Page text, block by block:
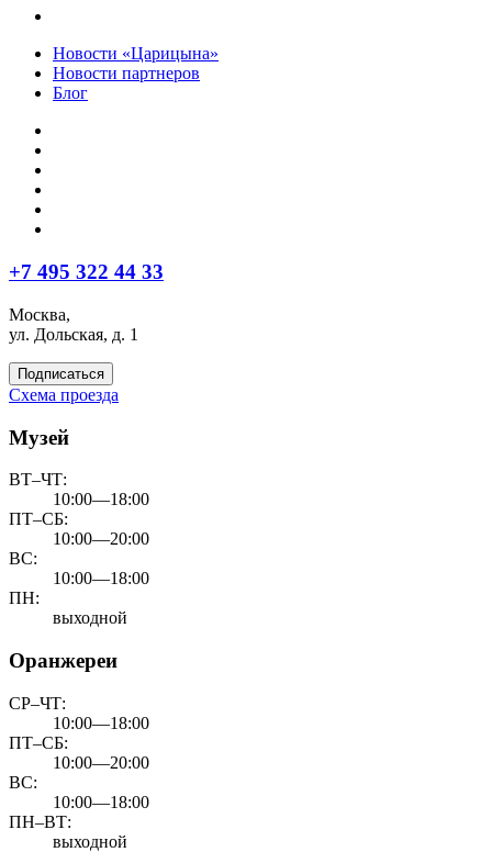
Новости «Царицына»
Новости партнеров
Блог
+7 495 322 44 33
Москва,
ул. Дольская, д. 1
Подписаться
Схема проезда
Музей
ВТ–ЧТ:
10:00—18:00
ПТ–СБ:
10:00—20:00
ВС:
10:00—18:00
ПН:
выходной
Оранжереи
СР–ЧТ:
10:00—18:00
ПТ–СБ:
10:00—20:00
ВС:
10:00—18:00
ПН–ВТ:
выходной